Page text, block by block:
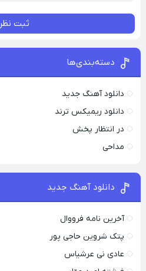
ثبت نظر
دسته‌بندی‌ها
دانلود آهنگ جدید
دانلود ریمیکس ترند
در انتظار پخش
مداحی
دانلود آهنگ جدید
آخرین نامه فرووال
پتک شروین حاجی پور
عادی نی عرشیاس